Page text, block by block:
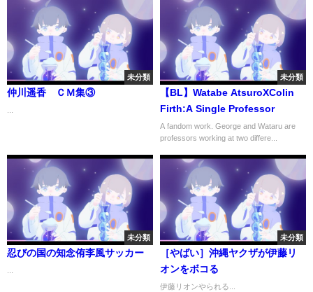
未分類
仲川遥香 ＣＭ集③
未分類
【BL】Watabe AtsuroXColin
Firth:A Single Professor
A fandom work. George and Wataru are
professors working at two differe...
未分類
忍びの国の知念侑李風サッカー
未分類
［やばい］沖縄ヤクザが伊藤リ
オンをボコる
伊藤リオンやられる...